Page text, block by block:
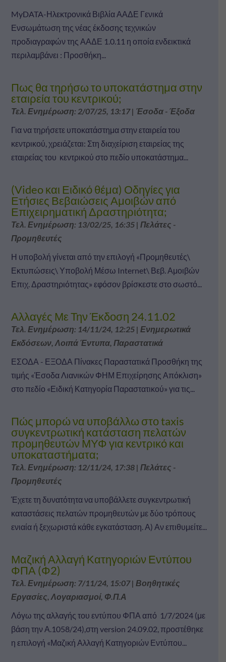
MyDATA-Ηλεκτρονικά Βιβλία ΑΑΔΕ Γενικά
Ενσωμάτωση της νέας έκδοσης τεχνικών
προδιαγραφών της ΑΑΔΕ 1.0.11 η οποία ενδεικτικά
περιλαμβάνει : Προσθήκη...
Πως θα τηρήσω το υποκατάστημα στην
εταιρεία του κεντρικού;
Τελ. Ενημέρωση: 2/07/25, 13:17| Έσοδα - Έξοδα
Για να τηρήσετε υποκατάστημα στην εταιρεία του
κεντρικού, χρειάζεται: Στη διαχείριση εταιρείας της
εταιρείας του κεντρικού στο πεδίο υποκατάστημα...
(Video και Ειδικό θέμα) Οδηγίες για
Ετήσιες Βεβαιώσεις Αμοιβών από
Επιχειρηματική Δραστηριότητα;
Τελ. Ενημέρωση: 13/02/25, 16:35| Πελάτες -
Προμηθευτές
Η υποβολή γίνεται από την επιλογή «Προμηθευτές\
Εκτυπώσεις\ Υποβολή Μέσω Internet\ Βεβ. Αμοιβών
Επιχ. Δραστηριότητας» εφόσον βρίσκεστε στο σωστό...
Αλλαγές Με Την Έκδοση 24.11.02
Τελ. Ενημέρωση: 14/11/24, 12:25| Ενημερωτικά
Εκδόσεων, Λοιπά Έντυπα, Παραστατικά
ΕΣΟΔΑ - ΕΞΟΔΑ Πίνακες Παραστατικά Προσθήκη της
τιμής «Έσοδα Λιανικών ΦΗΜ Επιχείρησης Απόκλιση»
στο πεδίο «Ειδική Κατηγορία Παραστατικού» για τις...
Πώς μπορώ να υποβάλλω στο taxis
συγκεντρωτική κατάσταση πελατών
προμηθευτών ΜΥΦ για κεντρικό και
υποκαταστήματα;
Τελ. Ενημέρωση: 12/11/24, 17:38| Πελάτες -
Προμηθευτές
Έχετε τη δυνατότητα να υποβάλλετε συγκεντρωτική
καταστάσεις πελατών προμηθευτών με δύο τρόπους
ενιαία ή ξεχωριστά κάθε εγκατάσταση. Α) Αν επιθυμείτε...
Μαζική Αλλαγή Κατηγοριών Εντύπου
ΦΠΑ (Φ2)
Τελ. Ενημέρωση: 7/11/24, 15:07| Βοηθητικές
Εργασίες Λογαριασμοί, Φ.Π.Α
Λόγω της αλλαγής του εντύπου ΦΠΑ από 1/7/2024 (με
βάση την Α.1058/24),στη version 24.09.02, προστέθηκε
η επιλογή «Μαζική Αλλαγή Κατηγοριών Εντύπου...